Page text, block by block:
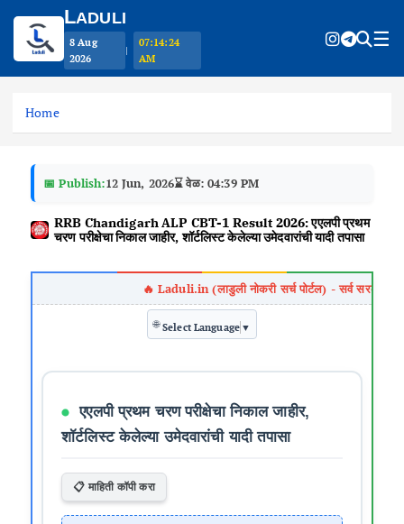
Home
📅 Publish:12 Jun, 2026⌛ वेळ: 04:39 PM
RRB Chandigarh ALP CBT-1 Result 2026: एएलपी प्रथम
चरण परीक्षेचा निकाल जाहीर, शॉर्टलिस्ट केलेल्या उमेदवारांची यादी तपासा
🌐 Select Language ▼
एएलपी प्रथम चरण परीक्षेचा निकाल जाहीर,
शॉर्टलिस्ट केलेल्या उमेदवारांची यादी तपासा
📋 माहिती कॉपी करा
LADULI
8 Aug
2026
|
07:14:25
AM
☰